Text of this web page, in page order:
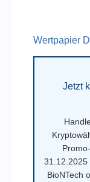
Wertpapier
Jetzt
31.12.2025
BioNTech